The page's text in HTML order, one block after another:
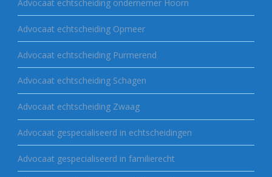
Advocaat echtscheiding ondernemer Hoorn
Advocaat echtscheiding Opmeer
Advocaat echtscheiding Purmerend
Advocaat echtscheiding Schagen
Advocaat echtscheiding Zwaag
Advocaat gespecialiseerd in echtscheidingen
Advocaat gespecialiseerd in familierecht